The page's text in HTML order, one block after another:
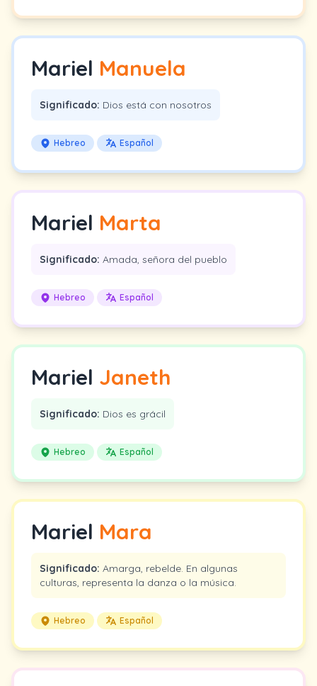
Mariel Manuela
Significado: Dios está con nosotros
Hebreo Español
Mariel Marta
Significado: Amada, señora del pueblo
Hebreo Español
Mariel Janeth
Significado: Dios es grácil
Hebreo Español
Mariel Mara
Significado: Amarga, rebelde. En algunas
culturas, representa la danza o la música.
Hebreo Español